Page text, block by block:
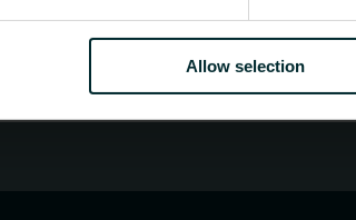
Allow selection